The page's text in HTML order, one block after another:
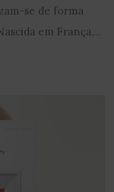
se de forma
em França,...